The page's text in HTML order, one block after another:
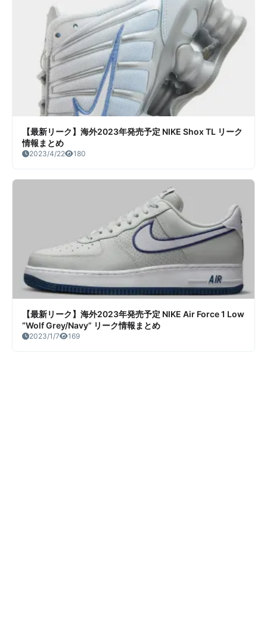
【最新リーク】海外2023年発売予定 NIKE Shox TL リーク
情報まとめ
2023/4/22 180
【最新リーク】海外2023年発売予定 NIKE Air Force 1 Low
“Wolf Grey/Navy” リーク情報まとめ
2023/1/7 169